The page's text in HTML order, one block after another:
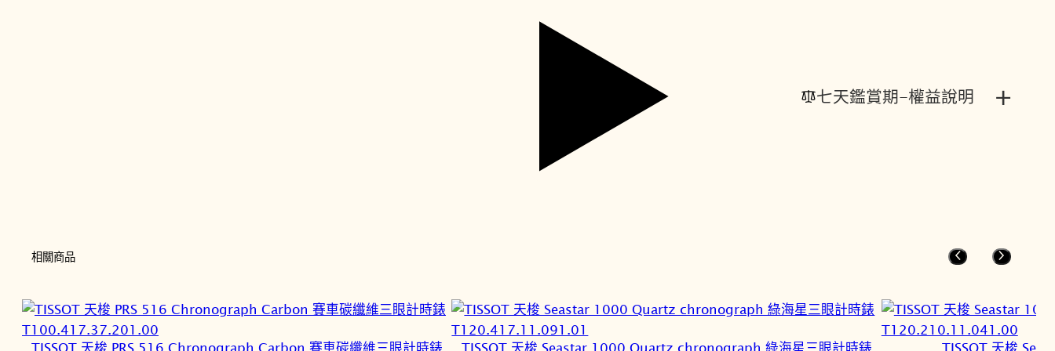
七天鑑賞期-權益說明 +
相關商品
TISSOT 天梭 PRS 516 Chronograph Carbon 賽車碳纖維三眼計時錶 TISSOT 天梭 Seastar 1000 Quartz chronograph 綠海星三眼計時錶 TISSOT 天梭